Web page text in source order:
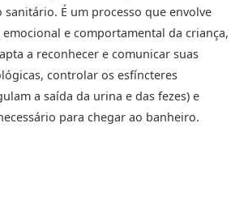
sanitário. É um processo que envolve
e comportamental da criança,
a reconhecer e comunicar suas
controlar os esfíncteres
a saída da urina e das fezes) e
para chegar ao banheiro.